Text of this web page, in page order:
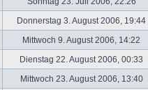
Donnerstag 3. August 2006, 19:44
Mittwoch 9. August 2006, 14:22
Dienstag 22. August 2006, 00:33
Mittwoch 23. August 2006, 13:40